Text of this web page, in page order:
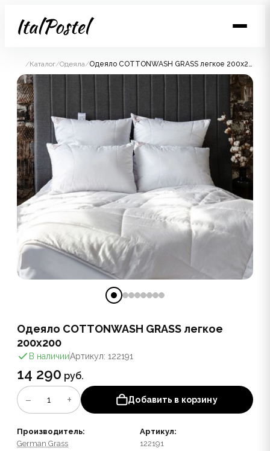
/Каталог/Одеяла/ Одеяло COTTONWASH GRASS легкое 200x200
Одеяло COTTONWASH GRASS легкое
200x200
В наличииАртикул: 122191
14 290 руб.
− 1 + Добавить в корзину
Производитель:
German Grass
Артикул:
122191